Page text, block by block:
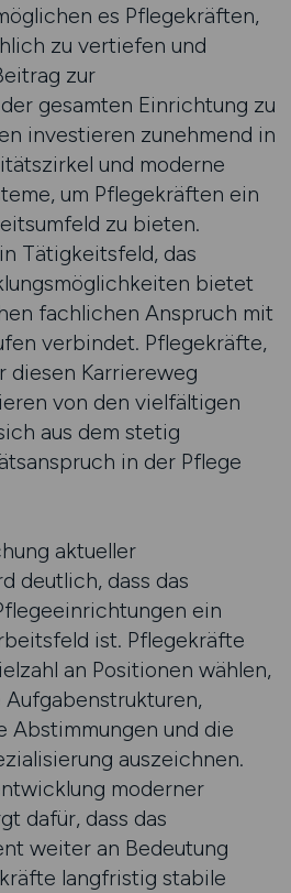
es Pflegekräften,
zu vertiefen und
zur
gesamten Einrichtung zu
investieren zunehmend in
und moderne
um Pflegekräften ein
zu bieten.
Tätigkeitsfeld, das
bietet
fachlichen Anspruch mit
verbindet. Pflegekräfte,
diesen Karriereweg
von den vielfältigen
aus dem stetig
in der Pflege
aktueller
deutlich, dass das
ein
ist. Pflegekräfte
an Positionen wählen,
Abstimmungen und die
auszeichnen.
moderner
dafür, dass das
weiter an Bedeutung
langfristig stabile